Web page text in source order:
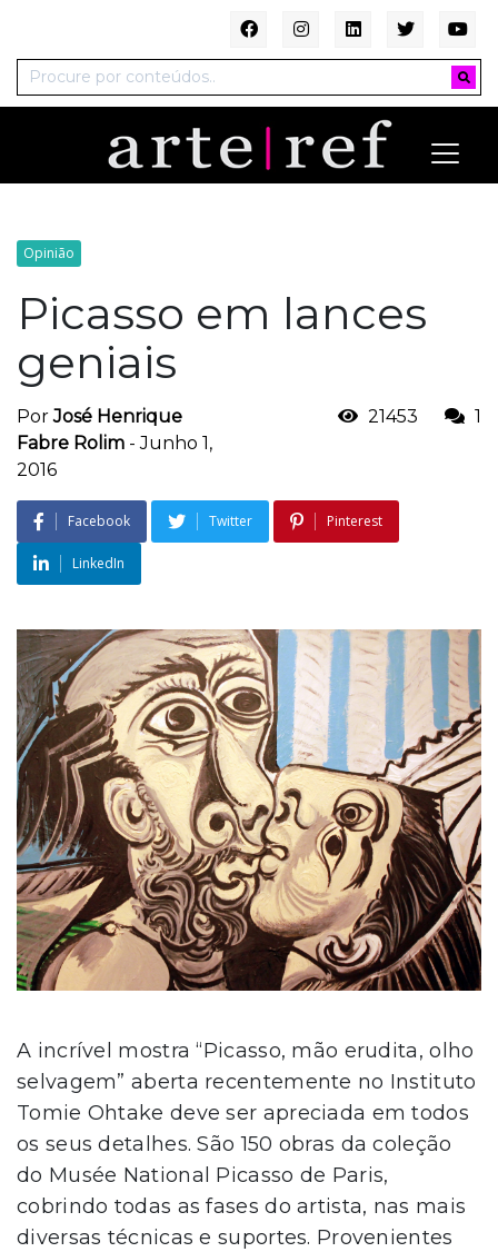
Opinião
Picasso em lances
geniais
PorJosé Henrique
Fabre Rolim -Junho 1,
2016
21453 1
Facebook Twitter Pinterest
LinkedIn
A incrível mostra “Picasso, mão erudita, olho
selvagem” aberta recentemente no Instituto
Tomie Ohtake deve ser apreciada em todos
os seus detalhes. São 150 obras da coleção
do Musée National Picasso de Paris,
cobrindo todas as fases do artista, nas mais
diversas técnicas e suportes. Provenientes